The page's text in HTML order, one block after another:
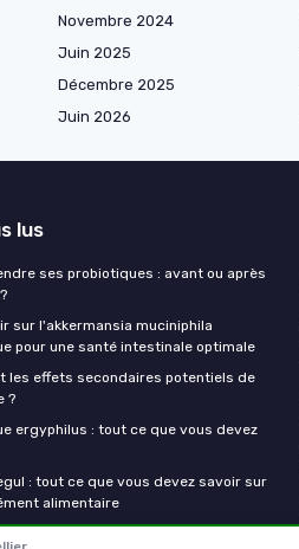
Novembre 2024
Juin 2025
Décembre 2025
Juin 2026
lus
ses probiotiques : avant ou après
sur l'akkermansia muciniphila
pour une santé intestinale optimale
les effets secondaires potentiels de
?
ergyphilus : tout ce que vous devez
: tout ce que vous devez savoir sur
alimentaire